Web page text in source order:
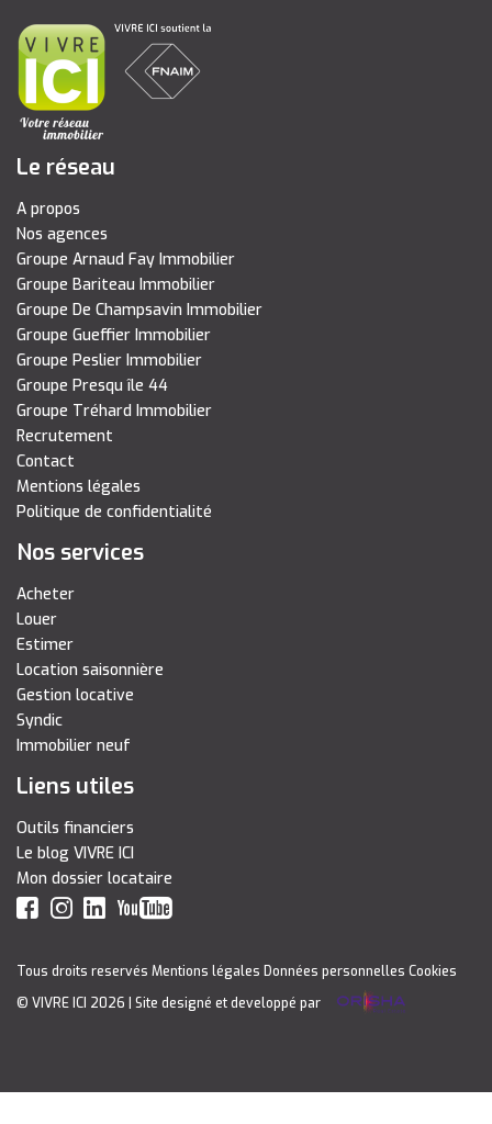
Le réseau
A propos
Nos agences
Groupe Arnaud Fay Immobilier
Groupe Bariteau Immobilier
Groupe De Champsavin Immobilier
Groupe Gueffier Immobilier
Groupe Peslier Immobilier
Groupe Presqu île 44
Groupe Tréhard Immobilier
Recrutement
Contact
Mentions légales
Politique de confidentialité
Nos services
Acheter
Louer
Estimer
Location saisonnière
Gestion locative
Syndic
Immobilier neuf
Liens utiles
Outils financiers
Le blog VIVRE ICI
Mon dossier locataire
Tous droits reservés Mentions légales Données personnelles Cookies
© VIVRE ICI 2026
| Site designé et developpé par